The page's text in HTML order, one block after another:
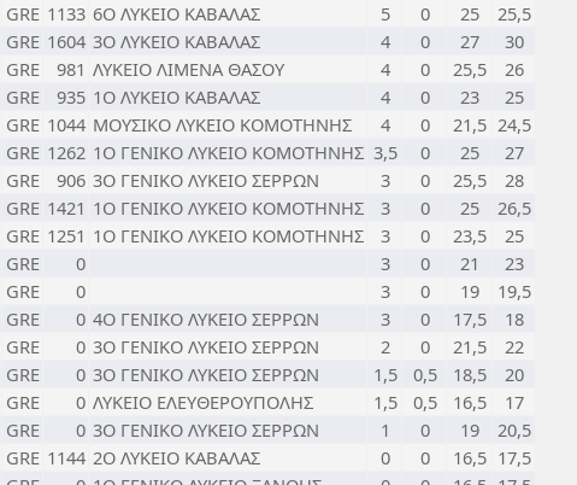
GRE 1133 6Ο ΛΥΚΕΙΟ ΚΑΒΑΛΑΣ 5 0 25
25,5
GRE 1604 3Ο ΛΥΚΕΙΟ ΚΑΒΑΛΑΣ 4 0 27
30
GRE 981 ΛΥΚΕΙΟ ΛΙΜΕΝΑ ΘΑΣΟΥ 4 0 25,5
26
GRE 935 1Ο ΛΥΚΕΙΟ ΚΑΒΑΛΑΣ 4 0 23
25
GRE 1044 ΜΟΥΣΙΚΟ ΛΥΚΕΙΟ ΚΟΜΟΤΗΝΗΣ 4 0 21,5 24,5
GRE 1262 1Ο ΓΕΝΙΚΟ ΛΥΚΕΙΟ ΚΟΜΟΤΗΝΗΣ 3,5 0 25
27
GRE 906 3Ο ΓΕΝΙΚΟ ΛΥΚΕΙΟ ΣΕΡΡΩΝ 3 0 25,5
28
GRE 1421 1Ο ΓΕΝΙΚΟ ΛΥΚΕΙΟ ΚΟΜΟΤΗΝΗΣ 3 0 25
26,5
GRE 1251 1Ο ΓΕΝΙΚΟ ΛΥΚΕΙΟ ΚΟΜΟΤΗΝΗΣ 3 0 23,5
25
GRE 0 3 0 21
23
GRE 0 3 0 19
19,5
GRE 0 4Ο ΓΕΝΙΚΟ ΛΥΚΕΙΟ ΣΕΡΡΩΝ 3 0 17,5
18
GRE 0 3Ο ΓΕΝΙΚΟ ΛΥΚΕΙΟ ΣΕΡΡΩΝ 2 0 21,5
22
GRE 0 3Ο ΓΕΝΙΚΟ ΛΥΚΕΙΟ ΣΕΡΡΩΝ 1,5 0,5 18,5
20
GRE 0 ΛΥΚΕΙΟ ΕΛΕΥΘΕΡΟΥΠΟΛΗΣ 1,5 0,5 16,5
17
GRE 0 3Ο ΓΕΝΙΚΟ ΛΥΚΕΙΟ ΣΕΡΡΩΝ 1 0 19
20,5
GRE 1144 2Ο ΛΥΚΕΙΟ ΚΑΒΑΛΑΣ 0 0 16,5 17,5